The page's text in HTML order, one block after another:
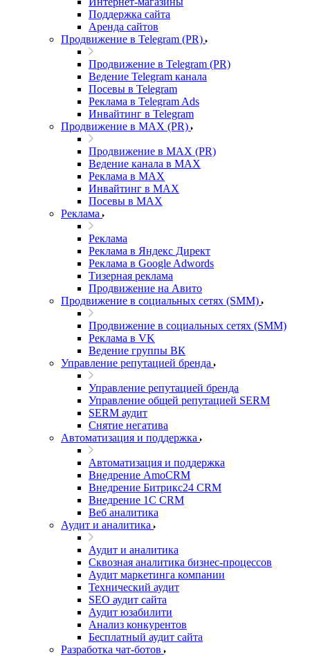
Поддержка сайта
Аренда сайтов
Продвижение в Telegram (PR)
Продвижение в Telegram (PR)
Ведение Telegram канала
Посевы в Telegram
Реклама в Telegram Ads
Инвайтинг в Telegram
Продвижение в MAX (PR)
Продвижение в MAX (PR)
Ведение канала в MAX
Реклама в MAX
Инвайтинг в MAX
Посевы в MAX
Реклама
Реклама
Реклама в Яндекс Директ
Реклама в Google Adwords
Тизерная реклама
Продвижение на Авито
Продвижение в социальных сетях (SMM)
Продвижение в социальных сетях (SMM)
Реклама в VK
Ведение группы ВК
Управление репутацией бренда
Управление репутацией бренда
Управление общей репутацией SERM
SERM аудит
Снятие негатива
Автоматизация и поддержка
Автоматизация и поддержка
Внедрение AmoCRM
Внедрение Битрикс24 CRM
Внедрение 1C CRM
Веб аналитика
Аудит и аналитика
Аудит и аналитика
Сквозная аналитика бизнес-процессов
Аудит маркетинга компании
Технический аудит
SEO аудит сайта
Аудит юзабилити
Анализ конкурентов
Бесплатный аудит сайта
Разработка чат-ботов